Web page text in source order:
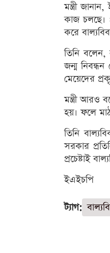
মন্ত্রী
কাজ চলছে।
করে
তিনি বলেন,
জন্ম
মেয়েদের
মন্ত্রী আরও
হয়। ফলে
তিনি
সরকার
প্রচেষ্টাই
ইএইচপি
ট্যাগ: